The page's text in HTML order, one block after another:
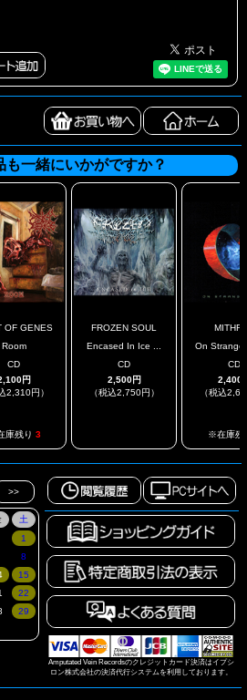
も一緒にいかがですか？
OF GENES
Room
CD
円
2,310円）
庫残り 3
FROZEN SOUL
Encased In Ice ...
CD
2,500円
（税込2,750円）
On Strange
CD
2,400
（税込
※在庫残
Amputated Vein Recordsのクレジットカード決済はイプシ
ロン株式会社の決済代行システムを利用しております。